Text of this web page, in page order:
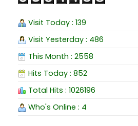
Visit Today : 139
Visit Yesterday : 486
This Month : 2558
Hits Today : 852
Total Hits : 1026196
Who's Online : 4